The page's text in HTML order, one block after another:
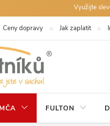
Využijte
Ceny dopravy Jak zaplatit
FULTON